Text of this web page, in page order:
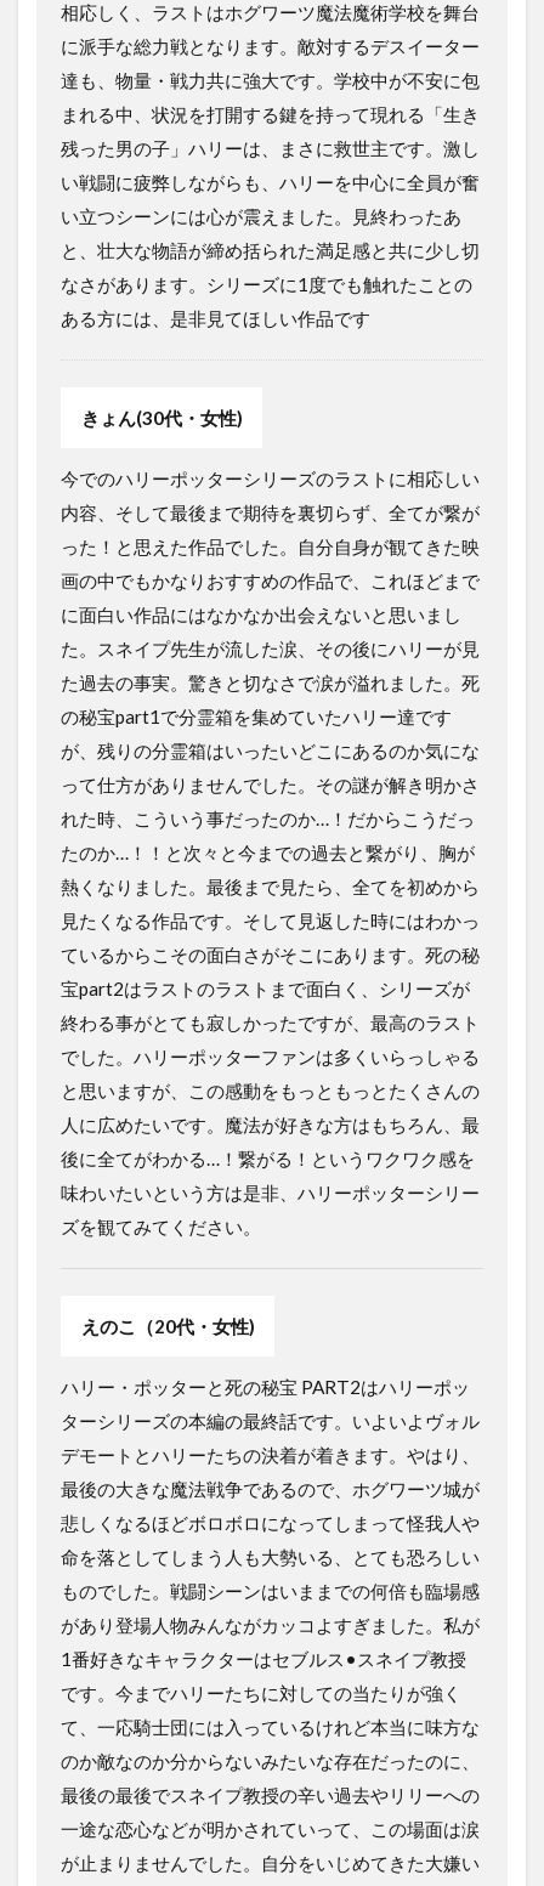
相応しく、ラストはホグワーツ魔法魔術学校を舞台
に派手な総力戦となります。敵対するデスイーター
達も、物量・戦力共に強大です。学校中が不安に包
まれる中、状況を打開する鍵を持って現れる「生き
残った男の子」ハリーは、まさに救世主です。激し
い戦闘に疲弊しながらも、ハリーを中心に全員が奮
い立つシーンには心が震えました。見終わったあ
と、壮大な物語が締め括られた満足感と共に少し切
なさがあります。シリーズに1度でも触れたことの
ある方には、是非見てほしい作品です
きょん(30代・女性)
今でのハリーポッターシリーズのラストに相応しい
内容、そして最後まで期待を裏切らず、全てが繋が
った！と思えた作品でした。自分自身が観てきた映
画の中でもかなりおすすめの作品で、これほどまで
に面白い作品にはなかなか出会えないと思いまし
た。スネイプ先生が流した涙、その後にハリーが見
た過去の事実。驚きと切なさで涙が溢れました。死
の秘宝part1で分霊箱を集めていたハリー達です
が、残りの分霊箱はいったいどこにあるのか気にな
って仕方がありませんでした。その謎が解き明かさ
れた時、こういう事だったのか…！だからこうだっ
たのか…！！と次々と今までの過去と繋がり、胸が
熱くなりました。最後まで見たら、全てを初めから
見たくなる作品です。そして見返した時にはわかっ
ているからこその面白さがそこにあります。死の秘
宝part2はラストのラストまで面白く、シリーズが
終わる事がとても寂しかったですが、最高のラスト
でした。ハリーポッターファンは多くいらっしゃる
と思いますが、この感動をもっともっとたくさんの
人に広めたいです。魔法が好きな方はもちろん、最
後に全てがわかる…！繋がる！というワクワク感を
味わいたいという方は是非、ハリーポッターシリー
ズを観てみてください。
えのこ（20代・女性)
ハリー・ポッターと死の秘宝 PART2はハリーポッ
ターシリーズの本編の最終話です。いよいよヴォル
デモートとハリーたちの決着が着きます。やはり、
最後の大きな魔法戦争であるので、ホグワーツ城が
悲しくなるほどボロボロになってしまって怪我人や
命を落としてしまう人も大勢いる、とても恐ろしい
ものでした。戦闘シーンはいままでの何倍も臨場感
があり登場人物みんながカッコよすぎました。私が
1番好きなキャラクターはセブルス•スネイプ教授
です。今までハリーたちに対しての当たりが強く
て、一応騎士団には入っているけれど本当に味方な
のか敵なのか分からないみたいな存在だったのに、
最後の最後でスネイプ教授の辛い過去やリリーへの
一途な恋心などが明かされていって、この場面は涙
が止まりませんでした。自分をいじめてきた大嫌い